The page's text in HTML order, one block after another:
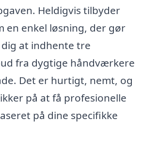
Heldigvis tilbyder
en enkel løsning, der gør
at indhente tre
fra dygtige håndværkere
Det er hurtigt, nemt, og
på at få profesionelle
på dine specifikke